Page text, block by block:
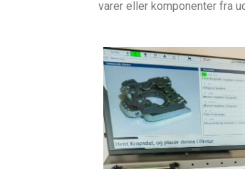
varer eller komponenter fra